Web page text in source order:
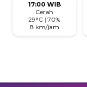
17:00 WIB
Cerah
29°C | 70%
8 km/jam